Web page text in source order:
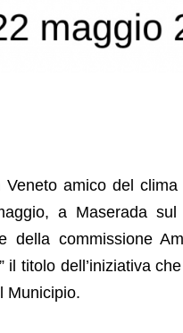
amico del
a Maserada
della commissione
titolo dell’iniziativa
Municipio.